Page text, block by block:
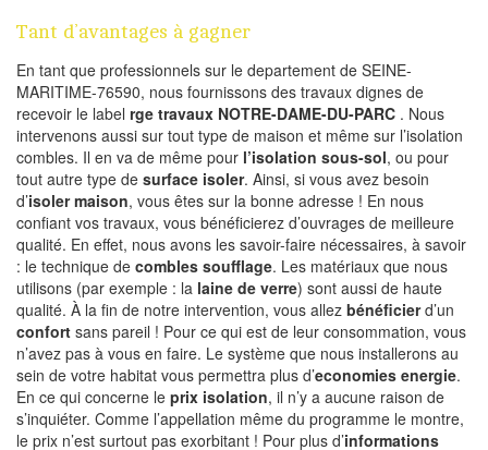
Tant d’avantages à gagner
En tant que professionnels sur le departement de SEINE-
MARITIME-76590, nous fournissons des travaux dignes de
recevoir le label rge travaux NOTRE-DAME-DU-PARC . Nous
intervenons aussi sur tout type de maison et même sur l’isolation
combles. Il en va de même pour l’isolation sous-sol, ou pour
tout autre type de surface isoler. Ainsi, si vous avez besoin
d’isoler maison, vous êtes sur la bonne adresse ! En nous
confiant vos travaux, vous bénéficierez d’ouvrages de meilleure
qualité. En effet, nous avons les savoir-faire nécessaires, à savoir
: le technique de combles soufflage. Les matériaux que nous
utilisons (par exemple : la laine de verre) sont aussi de haute
qualité. À la fin de notre intervention, vous allez bénéficierd’un
confort sans pareil ! Pour ce qui est de leur consommation, vous
n’avez pas à vous en faire. Le système que nous installerons au
sein de votre habitat vous permettra plus d’economies energie.
En ce qui concerne le prix isolation, il n’y a aucune raison de
s’inquiéter. Comme l’appellation même du programme le montre,
le prix n’est surtout pas exorbitant ! Pour plus d’informations